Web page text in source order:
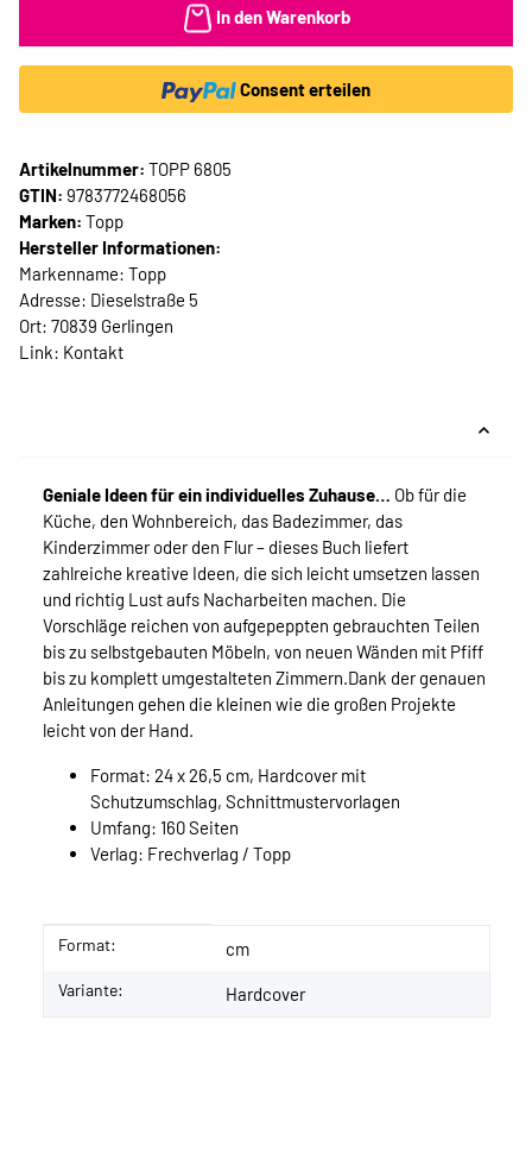
In den Warenkorb
Consent erteilen
Artikelnummer: TOPP 6805
GTIN: 9783772468056
Marken: Topp
Hersteller Informationen:
Markenname: Topp
Adresse: Dieselstraße 5
Ort: 70839 Gerlingen
Link: Kontakt
Geniale Ideen für ein individuelles Zuhause… Ob für die
Küche, den Wohnbereich, das Badezimmer, das
Kinderzimmer oder den Flur – dieses Buch liefert
zahlreiche kreative Ideen, die sich leicht umsetzen lassen
und richtig Lust aufs Nacharbeiten machen. Die
Vorschläge reichen von aufgepeppten gebrauchten Teilen
bis zu selbstgebauten Möbeln, von neuen Wänden mit Pfiff
bis zu komplett umgestalteten Zimmern.Dank der genauen
Anleitungen gehen die kleinen wie die großen Projekte
leicht von der Hand.
Format: 24 x 26,5 cm, Hardcover mit
Schutzumschlag, Schnittmustervorlagen
Umfang: 160 Seiten
Verlag: Frechverlag / Topp
Produkteigenschaft
Wert
Format: cm
Variante: Hardcover